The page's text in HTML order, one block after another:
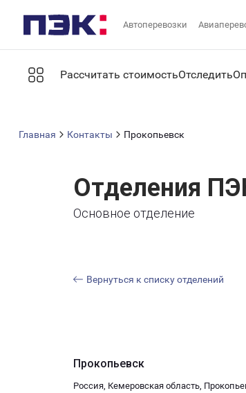
Автоперевозки
Рассчитать стоимостьОтследить
Главная Контакты Прокопьевск
Отделения
Основное отделение
Вернуться к списку отделений
Прокопьевск
Россия, Кемеровская область,